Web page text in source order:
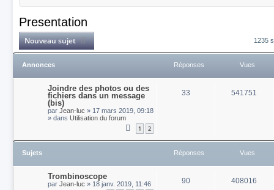
Presentation
Nouveau sujet 1235
Annonces Réponses Vues
Joindre des photos ou des
fichiers dans un message
(bis)
par Jean-luc » 17 mars 2019, 09:18
» dans Utilisation du forum
1 2
33 541751
Sujets Réponses Vues
Trombinoscope
par Jean-luc » 18 janv. 2019, 11:46 90 408016